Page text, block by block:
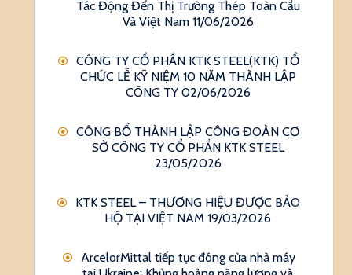
Tác Động Đến Thị Trường Thép Toàn Cầu
Và Việt Nam 11/06/2026
CÔNG TY CỔ PHẦN KTK STEEL(KTK) TỔ
CHỨC LỄ KỸ NIỆM 10 NĂM THÀNH LẬP
CÔNG TY 02/06/2026
CÔNG BỐ THÀNH LẬP CÔNG ĐOÀN CƠ
SỞ CÔNG TY CỔ PHẦN KTK STEEL
23/05/2026
KTK STEEL – THƯƠNG HIỆU ĐƯỢC BẢO
HỘ TẠI VIỆT NAM 19/03/2026
ArcelorMittal tiếp tục đóng cửa nhà máy